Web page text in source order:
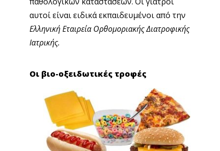
αυτοί είναι ειδικά εκπαιδευμένοι από την
Ελληνική Εταιρεία Ορθομοριακής Διατροφικής
Ιατρικής.
Οι βιο-οξειδωτικές τροφές